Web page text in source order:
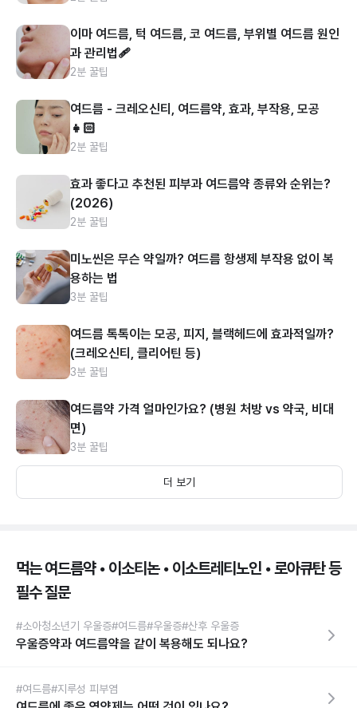
이마 여드름, 턱 여드름, 코 여드름, 부위별 여드름 원인
과 관리법🩹
2분 꿀팁
여드름 - 크레오신티, 여드름약, 효과, 부작용, 모공
👧🏻
2분 꿀팁
효과 좋다고 추천된 피부과 여드름약 종류와 순위는?
(2026)
2분 꿀팁
미노씬은 무슨 약일까? 여드름 항생제 부작용 없이 복
용하는 법
3분 꿀팁
여드름 톡톡이는 모공, 피지, 블랙헤드에 효과적일까?
(크레오신티, 클리어틴 등)
3분 꿀팁
여드름약 가격 얼마인가요? (병원 처방 vs 약국, 비대
면)
3분 꿀팁
더 보기
먹는 여드름약 • 이소티논 • 이소트레티노인 • 로아큐탄 등
필수 질문
#소아청소년기 우울증#여드름#우울증#산후 우울증
우울증약과 여드름약을 같이 복용해도 되나요?
#여드름#지루성 피부염